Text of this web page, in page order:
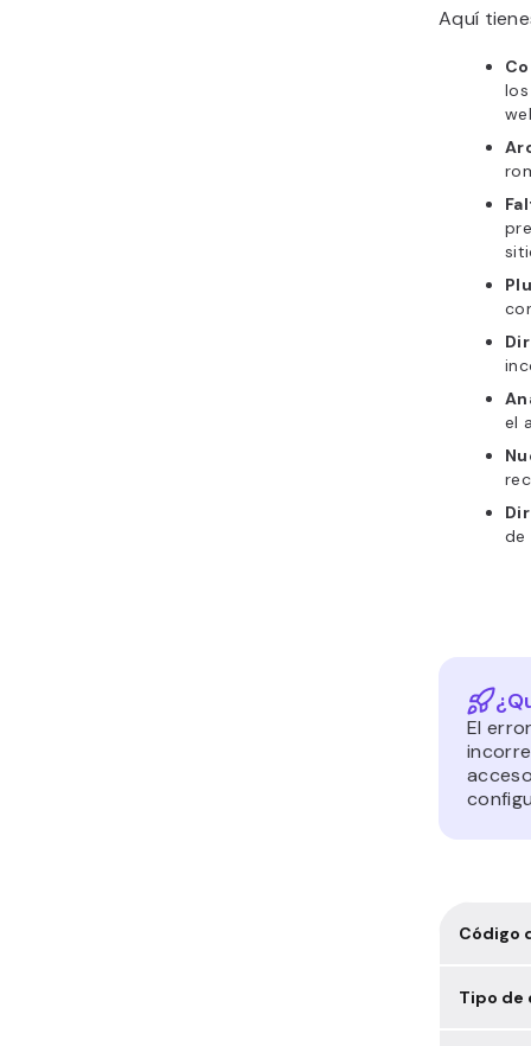
Aquí
el
de
El
Código
Tipo de